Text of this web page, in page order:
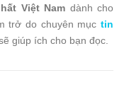
Việt Nam dành cho
trở do chuyên mục tin
giúp ích cho bạn đọc.